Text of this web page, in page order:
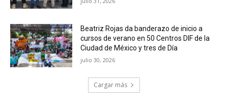
Beatriz Rojas da banderazo de inicio a
cursos de verano en 50 Centros DIF de la
Ciudad de México y tres de Día
julio 30, 2026
Cargar más